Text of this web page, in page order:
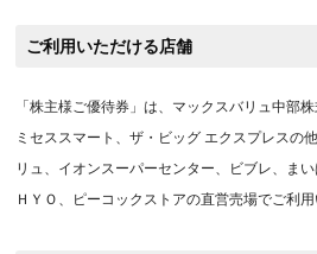
ご利用いただける店舗
「株主様ご優待券」は、マックスバリュ中部
ミセススマート、ザ・ビッグ エクスプレスの
リュ、イオンスーパーセンター、ビブレ、ま
ＨＹＯ、ピーコックストアの直営売場でご利用